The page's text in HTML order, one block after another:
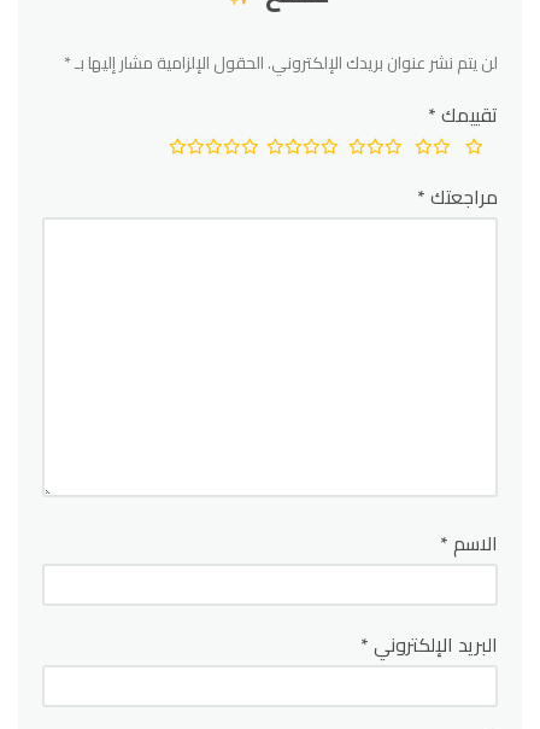
لن يتم نشر عنوان بريدك الإلكتروني.الحقول الإلزامية مشار إليها بـ*
تقييمك*
مراجعتك*
الاسم*
البريد الإلكتروني*